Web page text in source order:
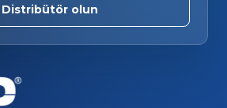
Distribütör olun